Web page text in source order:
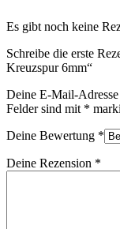
Es gibt noch keine
Schreibe die erste
Kreuzspur 6mm“
Deine E-Mail-
Felder sind mit *
Deine Bewertung *
Deine Rezension *